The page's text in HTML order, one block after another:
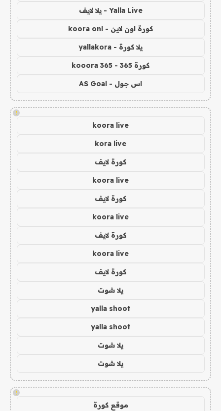
Yalla Live - يلا لايف
كورة اون لاين - koora onl
يلا كورة - yallakora
كورة 365 - kooora 365
اس جول - AS Goal
!
koora live
kora live
كورة لايف
koora live
كورة لايف
koora live
كورة لايف
koora live
كورة لايف
يلا شوت
yalla shoot
yalla shoot
يلا شوت
يلا شوت
!
موقع كورة